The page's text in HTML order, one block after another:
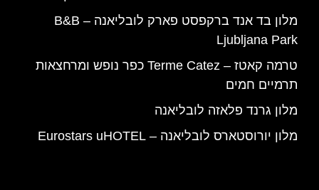
מלון בד אנד ברקפסט פארק לובליאנה – B&B
Ljubljana Park
טרמה קאטז – Terme Catez כפר נופש ומרחצאות
תרמיים חמים
מלון גרנד פלאזה לובליאנה
מלון יורוסטארס לובליאנה – Eurostars uHOTEL